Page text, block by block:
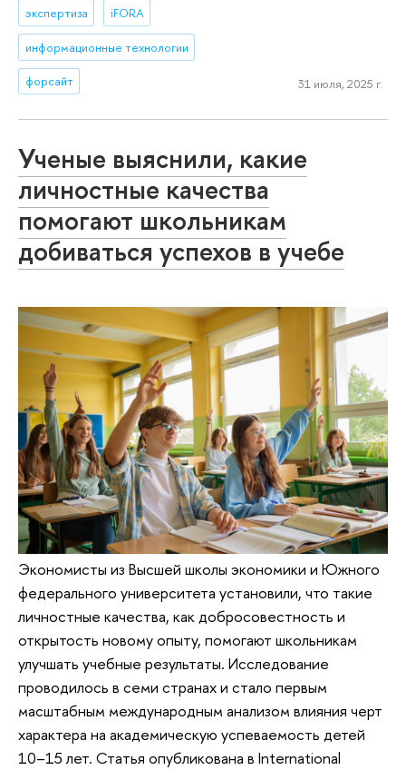
экспертиза iFORA
информационные технологии
форсайт 31 июля, 2025 г.
Ученые выяснили, какие
личностные качества
помогают школьникам
добиваться успехов в учебе
Экономисты из Высшей школы экономики и Южного
федерального университета установили, что такие
личностные качества, как добросовестность и
открытость новому опыту, помогают школьникам
улучшать учебные результаты. Исследование
проводилось в семи странах и стало первым
масштабным международным анализом влияния черт
характера на академическую успеваемость детей
10–15 лет. Статья опубликована в International